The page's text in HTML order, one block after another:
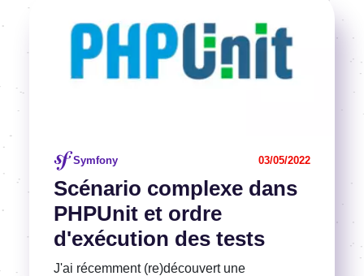
Scénario complexe dans
PHPUnit et ordre
d'exécution des tests
Symfony 03/05/2022
J'ai récemment (re)découvert une
Voir l'article